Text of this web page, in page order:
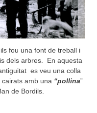
fou una font de treball i
dels arbres. En aquesta
es veu una colla
amb una “pollina”
de Bordils.